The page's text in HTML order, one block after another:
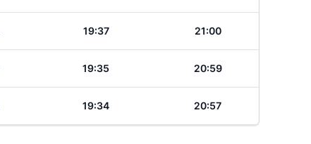
19:37 21:00
19:35 20:59
19:34 20:57